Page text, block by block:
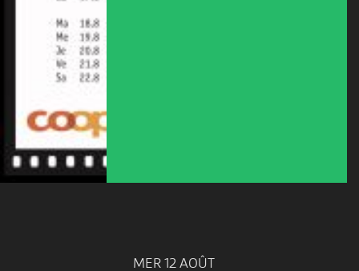
MER 12 AOÛT